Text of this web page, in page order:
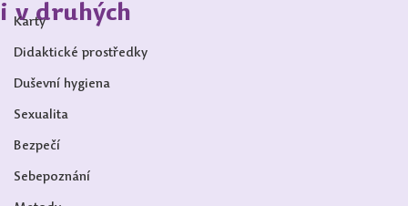
Karty
Didaktické prostředky
Duševní hygiena
Sexualita
Bezpečí
Sebepoznání
i v druhých